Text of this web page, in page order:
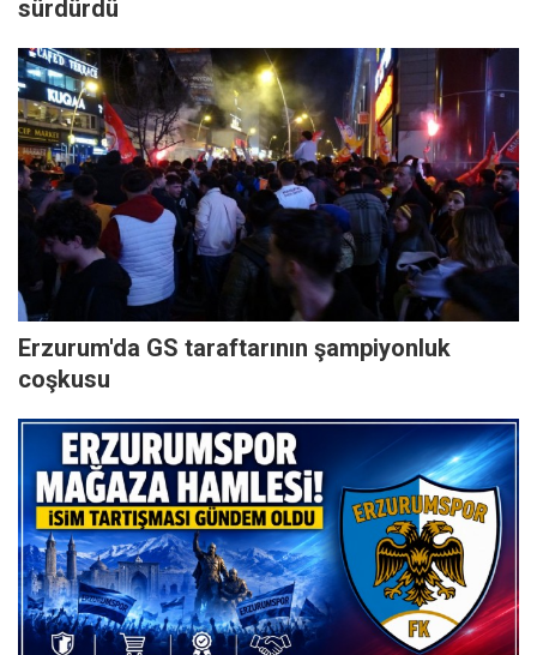
sürdürdü
Erzurum'da GS taraftarının şampiyonluk
coşkusu